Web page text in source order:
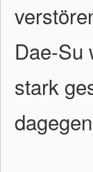
Dae-Su
stark